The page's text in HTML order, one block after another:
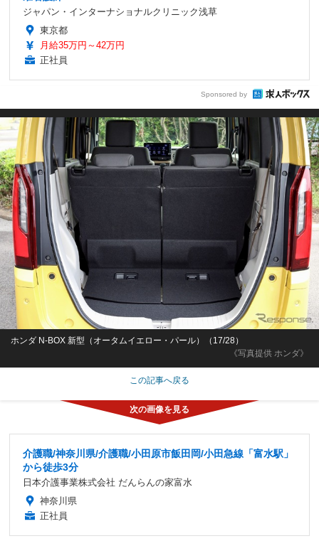
ジャパン・インターナショナルクリニック浅草
東京都
月給35万円～42万円
正社員
Sponsored by
《写真提供 ホンダ》
ホンダ N-BOX 新型（オータムイエロー・パール）（17/28）
この記事へ戻る
介護職/神奈川県/介護職/小田原市飯田岡/小田急線「富水駅」
から徒歩3分
日本介護事業株式会社 だんらんの家富水
神奈川県
正社員